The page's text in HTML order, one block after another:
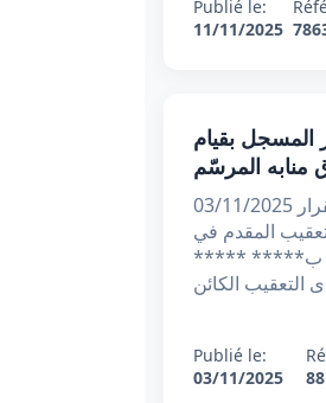
Publié le:
11/11/2025
في العقار المسجل بقيام
منابه المرسّم
الجمهورية التونسية وزارة العدل محكـمـة التعقيـب القــضــية عـ دد 88133 تاريخ القرار 03/11/2025
المقدم في
قاطن ب***** *****
الكائن
Publié le:
03/11/2025